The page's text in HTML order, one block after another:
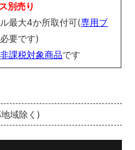
域除く)
別売り
最大4か所取付可(専用ブ
要です)
非課税対象商品です